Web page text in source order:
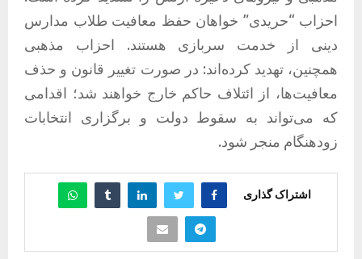
احزاب “حریدی” خواهان حفظ معافیت طلاب مدارس
دینی از خدمت سربازی هستند. احزاب مذهبی
همچنین، تهدید کرده‌اند: در صورت تغییر قانون و حذف
معافیت‌ها، از ائتلاف حاکم خارج خواهند شد؛ اقدامی
که می‌تواند به سقوط دولت و برگزاری انتخابات
زودهنگام منجر شود.
اشتراک گذاری